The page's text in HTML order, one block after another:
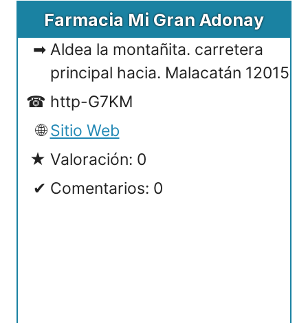
Farmacia Mi Gran Adonay
Aldea la montañita. carretera
principal hacia. Malacatán 12015
http-G7KM
Sitio Web
Valoración: 0
Comentarios: 0